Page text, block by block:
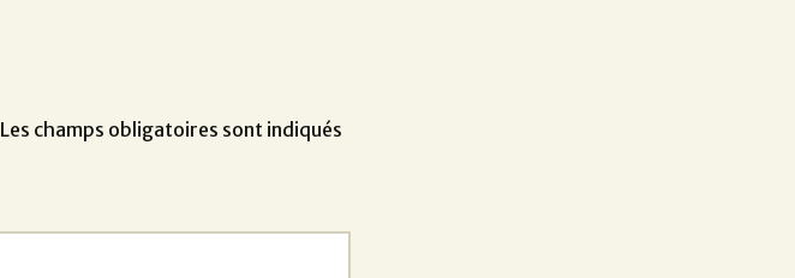
Les champs obligatoires sont indiqués